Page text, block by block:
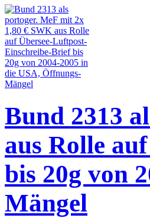
Bund 2313
aus Rolle
bis 20g von
Mängel